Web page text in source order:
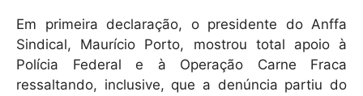
Em primeira declaração, o presidente do Anffa
Sindical, Maurício Porto, mostrou total apoio à
Polícia Federal e à Operação Carne Fraca
ressaltando, inclusive, que a denúncia partiu do